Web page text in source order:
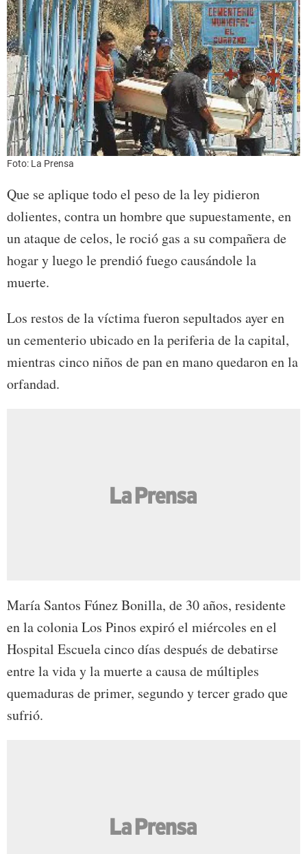
Foto: La Prensa
Que se aplique todo el peso de la ley pidieron
dolientes, contra un hombre que supuestamente, en
un ataque de celos, le roció gas a su compañera de
hogar y luego le prendió fuego causándole la
muerte.
Los restos de la víctima fueron sepultados ayer en
un cementerio ubicado en la periferia de la capital,
mientras cinco niños de pan en mano quedaron en la
orfandad.
María Santos Fúnez Bonilla, de 30 años, residente
en la colonia Los Pinos expiró el miércoles en el
Hospital Escuela cinco días después de debatirse
entre la vida y la muerte a causa de múltiples
quemaduras de primer, segundo y tercer grado que
sufrió.